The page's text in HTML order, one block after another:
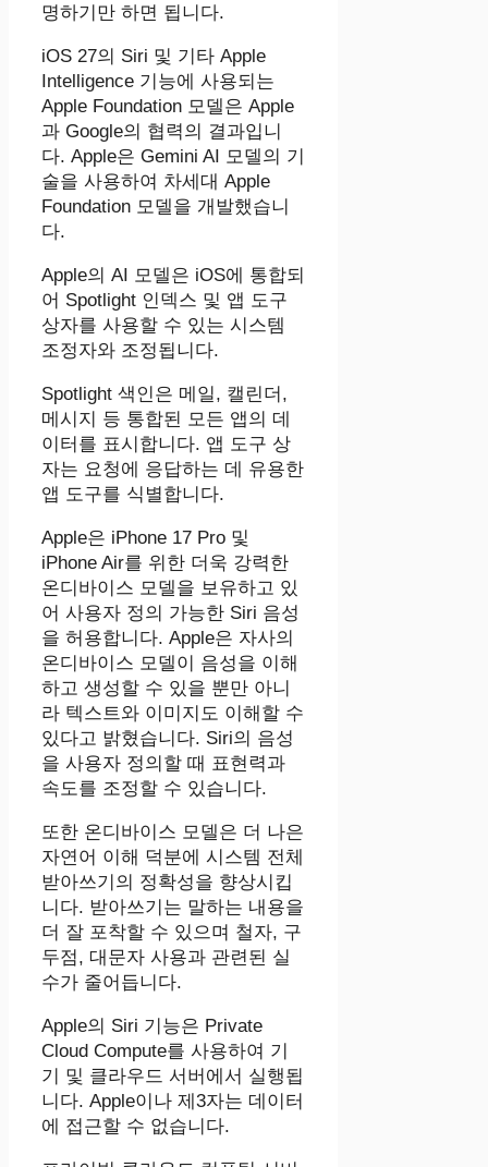
명하기만 하면 됩니다.
iOS 27의 Siri 및 기타 Apple
Intelligence 기능에 사용되는
Apple Foundation 모델은 Apple
과 Google의 협력의 결과입니
다. Apple은 Gemini AI 모델의 기
술을 사용하여 차세대 Apple
Foundation 모델을 개발했습니
다.
Apple의 AI 모델은 iOS에 통합되
어 Spotlight 인덱스 및 앱 도구
상자를 사용할 수 있는 시스템
조정자와 조정됩니다.
Spotlight 색인은 메일, 캘린더,
메시지 등 통합된 모든 앱의 데
이터를 표시합니다. 앱 도구 상
자는 요청에 응답하는 데 유용한
앱 도구를 식별합니다.
Apple은 iPhone 17 Pro 및
iPhone Air를 위한 더욱 강력한
온디바이스 모델을 보유하고 있
어 사용자 정의 가능한 Siri 음성
을 허용합니다. Apple은 자사의
온디바이스 모델이 음성을 이해
하고 생성할 수 있을 뿐만 아니
라 텍스트와 이미지도 이해할 수
있다고 밝혔습니다. Siri의 음성
을 사용자 정의할 때 표현력과
속도를 조정할 수 있습니다.
또한 온디바이스 모델은 더 나은
자연어 이해 덕분에 시스템 전체
받아쓰기의 정확성을 향상시킵
니다. 받아쓰기는 말하는 내용을
더 잘 포착할 수 있으며 철자, 구
두점, 대문자 사용과 관련된 실
수가 줄어듭니다.
Apple의 ‌Siri‌ 기능은 Private
Cloud Compute를 사용하여 기
기 및 클라우드 서버에서 실행됩
니다. Apple이나 제3자는 데이터
에 접근할 수 없습니다.